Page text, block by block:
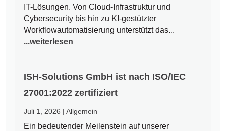
IT-Lösungen. Von Cloud-Infrastruktur und
Cybersecurity bis hin zu KI-gestützter
Workflowautomatisierung unterstützt das...
...weiterlesen
ISH-Solutions GmbH ist nach ISO/IEC
27001:2022 zertifiziert
Juli 1, 2026 |Allgemein
Ein bedeutender Meilenstein auf unserer